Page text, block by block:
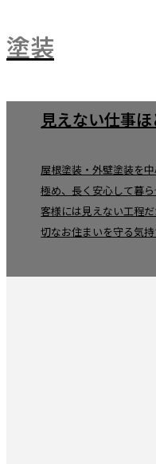
塗装
見えない仕事ほ
屋根塗装・外壁塗装を
極め、長く安心して暮
客様には見えない工程
切なお住まいを守る気持